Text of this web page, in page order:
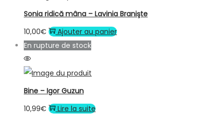
Sonia ridică mâna – Lavinia Branişte
10,00€
Ajouter au panier
En rupture de stock
Bine – Igor Guzun
10,99€ Lire la suite